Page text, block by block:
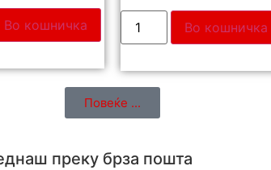
Во кошничка Во кошничка
Повеќе ...
преку брза пошта